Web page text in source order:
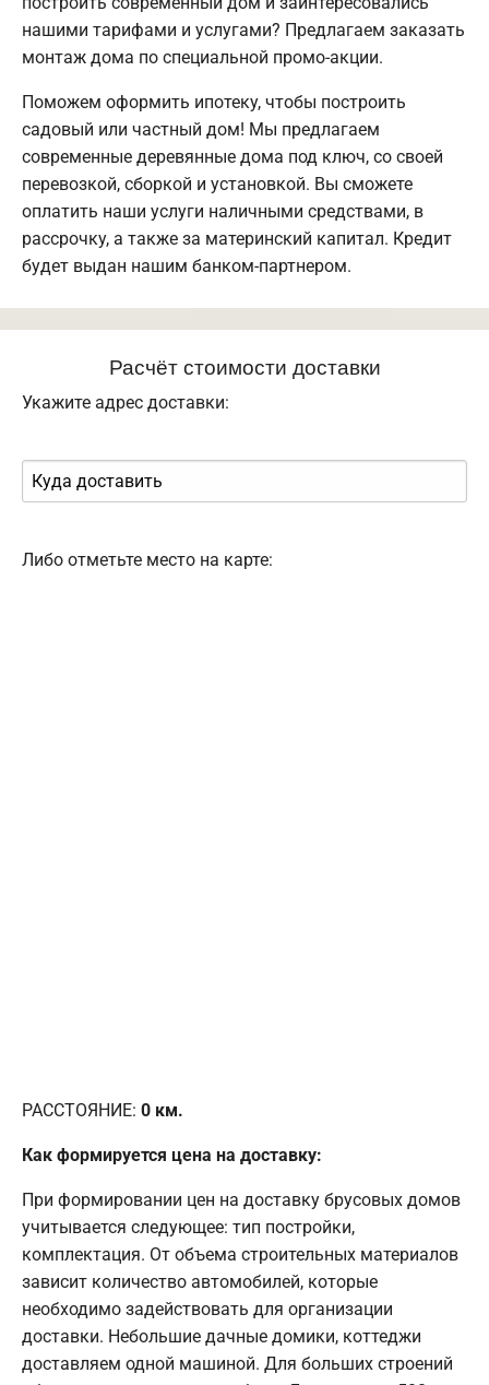
нашими тарифами и услугами? Предлагаем заказать
монтаж дома по специальной промо-акции.
Поможем оформить ипотеку, чтобы построить
садовый или частный дом! Мы предлагаем
современные деревянные дома под ключ, со своей
перевозкой, сборкой и установкой. Вы сможете
оплатить наши услуги наличными средствами, в
рассрочку, а также за материнский капитал. Кредит
будет выдан нашим банком-партнером.
Расчёт стоимости доставки
Укажите адрес доставки:
Либо отметьте место на карте:
РАССТОЯНИЕ: 0 км.
Как формируется цена на доставку:
При формировании цен на доставку брусовых домов
учитывается следующее: тип постройки,
комплектация. От объема строительных материалов
зависит количество автомобилей, которые
необходимо задействовать для организации
доставки. Небольшие дачные домики, коттеджи
доставляем одной машиной. Для больших строений